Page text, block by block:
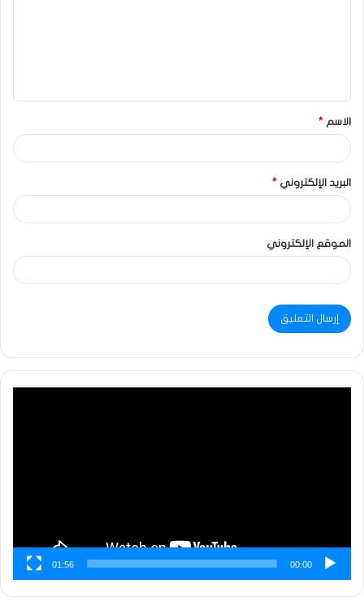
الاسم *
البريد الإلكتروني *
الموقع الإلكتروني
00:00
01:56